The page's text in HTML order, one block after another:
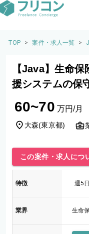
TOP > 案件・求人一覧 >
【Java】生命
援システムの保
60~70 万円/月
大森(東京都)
この案件・求人につ
特徴 週5
業界 生命